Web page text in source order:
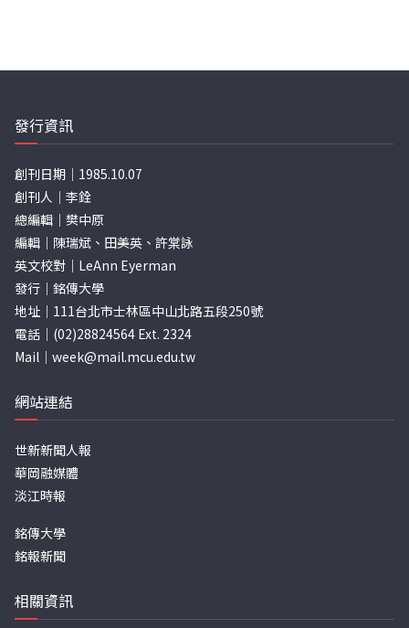
發行資訊
創刊日期｜1985.10.07
創刊人｜李銓
總編輯｜樊中原
編輯｜陳瑞斌、田美英、許棠詠
英文校對｜LeAnn Eyerman
發行｜銘傳大學
地址｜111台北市士林區中山北路五段250號
電話｜(02)28824564 Ext. 2324
Mail｜ week@mail.mcu.edu.tw
網站連結
世新新聞人報
華岡融媒體
淡江時報
銘傳大學
銘報新聞
相關資訊